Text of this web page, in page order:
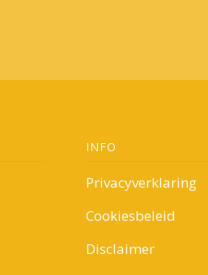
INFO
Privacyverklaring
Cookiesbeleid
Disclaimer